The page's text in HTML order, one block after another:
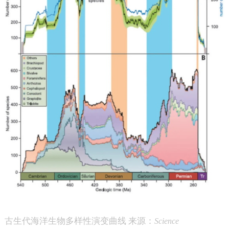
古生代海洋生物多样性演变曲线 来源： Science